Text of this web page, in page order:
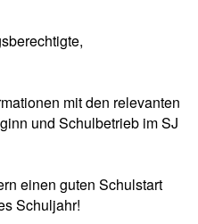
mit den relevanten
und Schulbetrieb im SJ
einen guten Schulstart
Schuljahr!